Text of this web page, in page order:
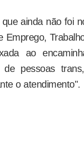
ainda não foi
ao
de pessoas
o atendimento".